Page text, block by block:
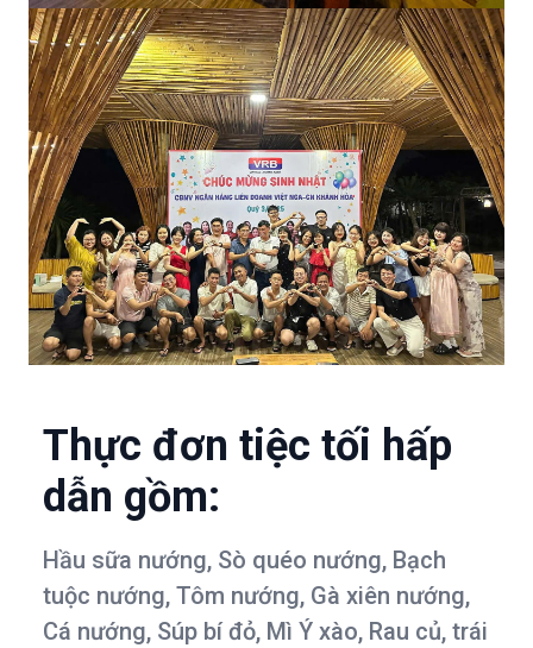
Thực đơn tiệc tối hấp
dẫn gồm:
Hầu sữa nướng, Sò quéo nướng, Bạch
tuộc nướng, Tôm nướng, Gà xiên nướng,
Cá nướng, Súp bí đỏ, Mì Ý xào, Rau củ, trái